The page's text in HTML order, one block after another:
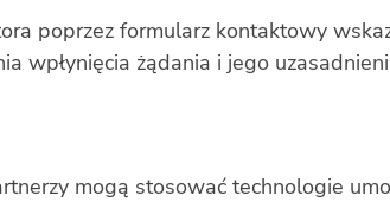
poprzez formularz kontaktowy
żądania i jego
mogą stosować technologie